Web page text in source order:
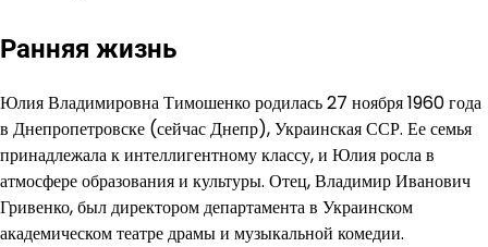
Ранняя жизнь
Юлия Владимировна Тимошенко родилась 27 ноября 1960 года
в Днепропетровске (сейчас Днепр), Украинская ССР. Ее семья
принадлежала к интеллигентному классу, и Юлия росла в
атмосфере образования и культуры. Отец, Владимир Иванович
Гривенко, был директором департамента в Украинском
академическом театре драмы и музыкальной комедии.